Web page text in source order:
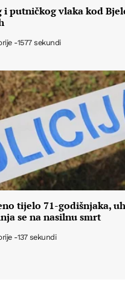
i putničkog vlaka kod
-1577 sekundi
tijelo 71-godišnjaka,
se na nasilnu smrt
-137 sekundi